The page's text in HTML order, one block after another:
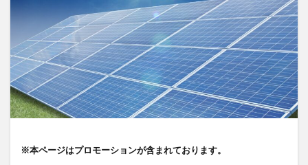
※本ページはプロモーションが含まれております。